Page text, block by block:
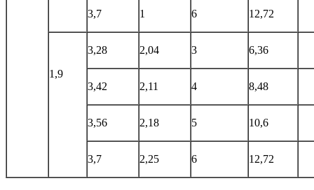
3,7 1 6 12,72
1,9
3,28 2,04 3 6,36
3,42 2,11 4 8,48
3,56 2,18 5 10,6
3,7 2,25 6 12,72